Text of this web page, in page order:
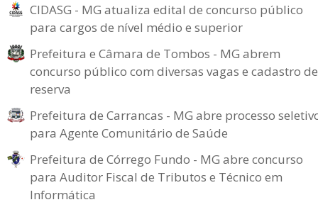
CIDASG - MG atualiza edital de concurso público
para cargos de nível médio e superior
Prefeitura e Câmara de Tombos - MG abrem
concurso público com diversas vagas e cadastro de
reserva
Prefeitura de Carrancas - MG abre processo
para Agente Comunitário de Saúde
Prefeitura de Córrego Fundo - MG abre concurso
para Auditor Fiscal de Tributos e Técnico em
Informática